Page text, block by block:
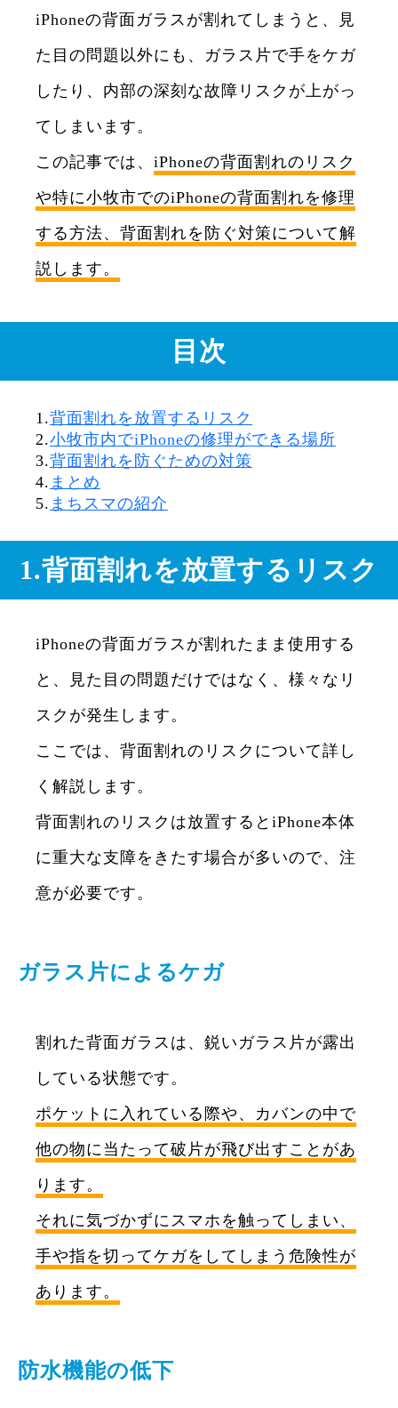
iPhoneの背面ガラスが割れてしまうと、見
た目の問題以外にも、ガラス片で手をケガ
したり、内部の深刻な故障リスクが上がっ
てしまいます。
この記事では、 iPhoneの背面割れのリスク
や特に小牧市でのiPhoneの背面割れを修理
する方法、背面割れを防ぐ対策について解
説します。
目次
1.背面割れを放置するリスク
2.小牧市内でiPhoneの修理ができる場所
3.背面割れを防ぐための対策
4. まとめ
5. まちスマの紹介
1.背面割れを放置するリスク
iPhoneの背面ガラスが割れたまま使用する
と、見た目の問題だけではなく、様々なリ
スクが発生します。
ここでは、背面割れのリスクについて詳し
く解説します。
背面割れのリスクは放置するとiPhone本体
に重大な支障をきたす場合が多いので、注
意が必要です。
ガラス片によるケガ
割れた背面ガラスは、鋭いガラス片が露出
している状態です。
ポケットに入れている際や、カバンの中で
他の物に当たって破片が飛び出すことがあ
ります。
それに気づかずにスマホを触ってしまい、
手や指を切ってケガをしてしまう危険性が
あります。
防水機能の低下